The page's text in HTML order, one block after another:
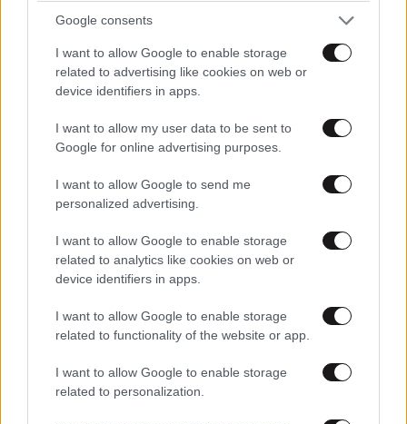
Google consents
I want to allow Google to enable storage
related to advertising like cookies on web or
device identifiers in apps.
I want to allow my user data to be sent to
Google for online advertising purposes.
I want to allow Google to send me
personalized advertising.
I want to allow Google to enable storage
related to analytics like cookies on web or
device identifiers in apps.
I want to allow Google to enable storage
related to functionality of the website or app.
I want to allow Google to enable storage
related to personalization.